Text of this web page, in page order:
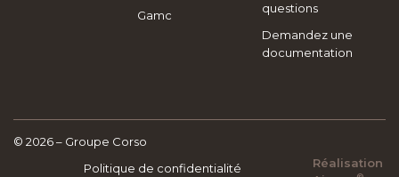
Gamc
questions
Demandez une
documentation
© 2026 – Groupe Corso
Politique de confidentialité
Réalisation